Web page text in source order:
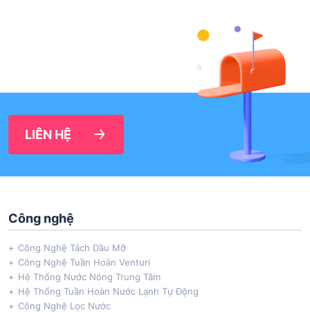
LIÊN HỆ
Công nghệ
Công Nghệ Tách Dầu Mỡ
Công Nghệ Tuần Hoàn Venturi
Hệ Thống Nước Nóng Trung Tâm
Hệ Thống Tuần Hoàn Nước Lạnh Tự Động
Công Nghệ Lọc Nước